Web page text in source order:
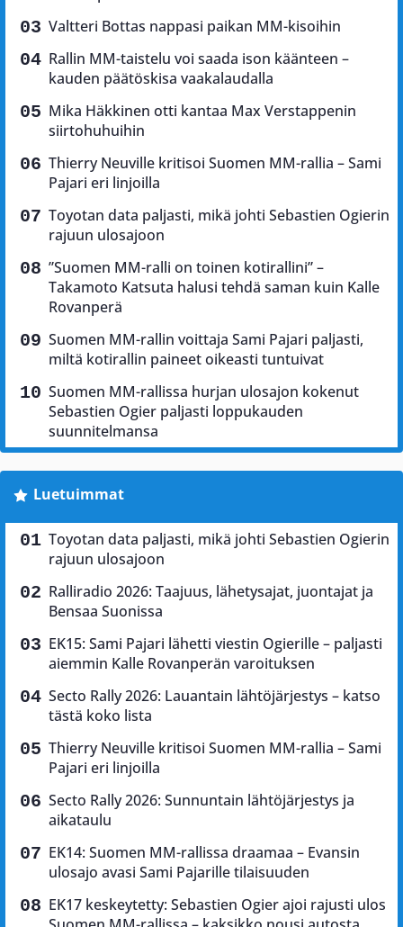
Valtteri Bottas nappasi paikan MM-kisoihin
Rallin MM-taistelu voi saada ison käänteen –
kauden päätöskisa vaakalaudalla
Mika Häkkinen otti kantaa Max Verstappenin
siirtohuhuihin
Thierry Neuville kritisoi Suomen MM-rallia – Sami
Pajari eri linjoilla
Toyotan data paljasti, mikä johti Sebastien Ogierin
rajuun ulosajoon
”Suomen MM-ralli on toinen kotirallini” –
Takamoto Katsuta halusi tehdä saman kuin Kalle
Rovanperä
Suomen MM-rallin voittaja Sami Pajari paljasti,
miltä kotirallin paineet oikeasti tuntuivat
Suomen MM-rallissa hurjan ulosajon kokenut
Sebastien Ogier paljasti loppukauden
suunnitelmansa
Luetuimmat
Toyotan data paljasti, mikä johti Sebastien Ogierin
rajuun ulosajoon
Ralliradio 2026: Taajuus, lähetysajat, juontajat ja
Bensaa Suonissa
EK15: Sami Pajari lähetti viestin Ogierille – paljasti
aiemmin Kalle Rovanperän varoituksen
Secto Rally 2026: Lauantain lähtöjärjestys – katso
tästä koko lista
Thierry Neuville kritisoi Suomen MM-rallia – Sami
Pajari eri linjoilla
Secto Rally 2026: Sunnuntain lähtöjärjestys ja
aikataulu
EK14: Suomen MM-rallissa draamaa – Evansin
ulosajo avasi Sami Pajarille tilaisuuden
EK17 keskeytetty: Sebastien Ogier ajoi rajusti ulos